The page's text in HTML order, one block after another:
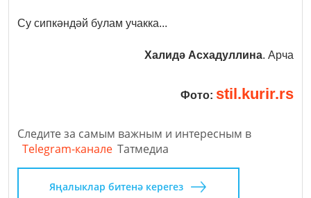
Су сипкәндәй булам учакка...
Халидә Асхадуллина. Арча
Фото: stil.kurir.rs
Следите за самым важным и интересным в
Telegram-канале Татмедиа
Яңалыклар битенә керегез